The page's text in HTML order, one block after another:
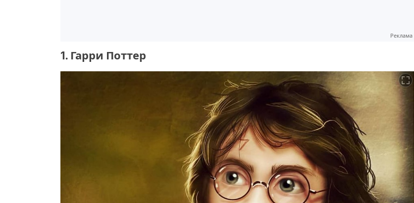
Реклама
1. Гарри Поттер